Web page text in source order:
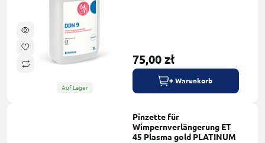
Auf Lager
75,00 zł
+ Warenkorb
Pinzette für
Wimpernverlängerung ET
45 Plasma gold PLATINUM